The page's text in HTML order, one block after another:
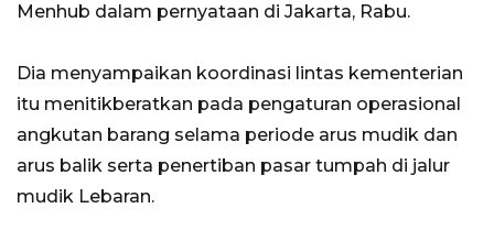
Menhub dalam pernyataan di Jakarta, Rabu.
Dia menyampaikan koordinasi lintas kementerian
itu menitikberatkan pada pengaturan operasional
angkutan barang selama periode arus mudik dan
arus balik serta penertiban pasar tumpah di jalur
mudik Lebaran.